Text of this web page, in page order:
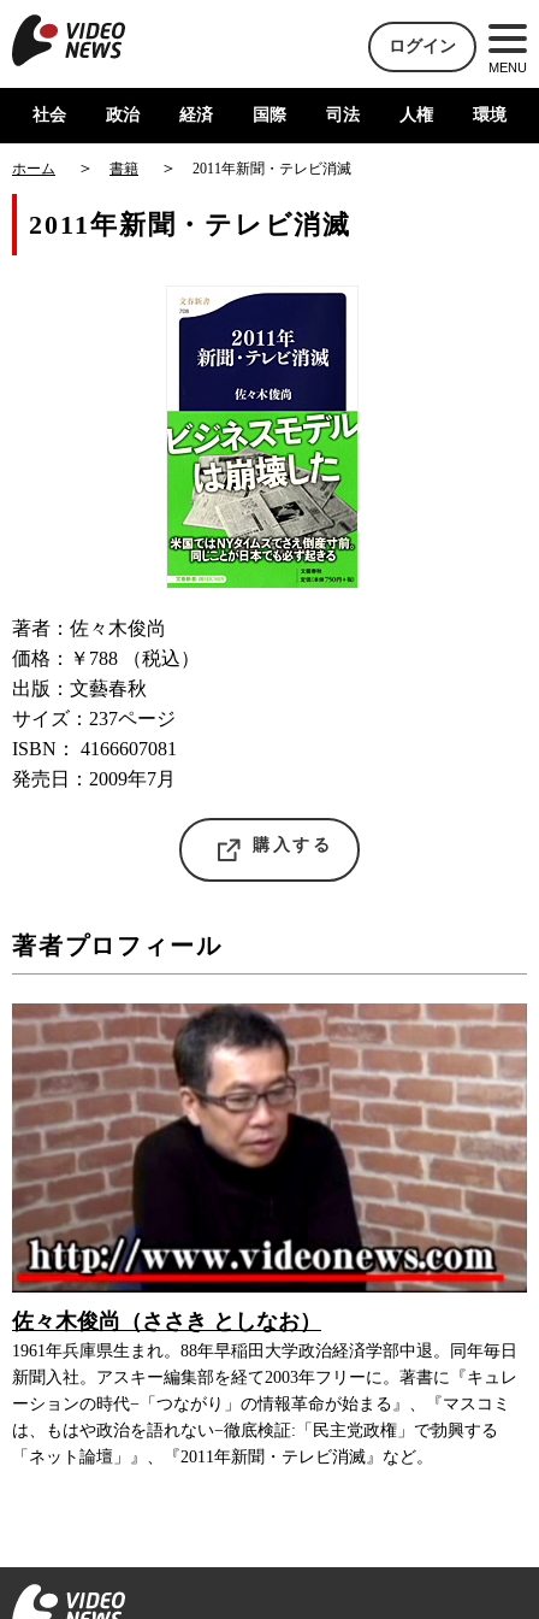
ログイン
MENU
社会 政治 経済 国際 司法 人権 環境
ホーム 書籍 2011年新聞・テレビ消滅
2011年新聞・テレビ消滅
著者：佐々木俊尚
価格：￥788 （税込）
出版：文藝春秋
サイズ：237ページ
ISBN： 4166607081
発売日：2009年7月
購入する
著者プロフィール
佐々木俊尚（ささき としなお）
1961年兵庫県生まれ。88年早稲田大学政治経済学部中退。同年毎日
新聞入社。アスキー編集部を経て2003年フリーに。著書に『キュレ
ーションの時代−「つながり」の情報革命が始まる』、『マスコミ
は、もはや政治を語れない−徹底検証:「民主党政権」で勃興する
「ネット論壇」』、『2011年新聞・テレビ消滅』など。